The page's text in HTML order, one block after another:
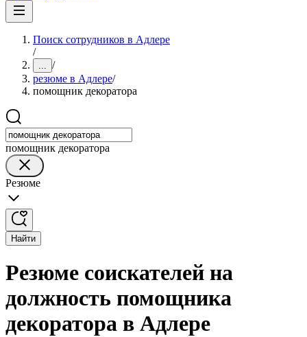
Поиск сотрудников в Адлере
/
... /
резюме в Адлере/
помощник декоратора
помощник декоратора
Резюме
Найти
Резюме соискателей на
должность помощника
декоратора в Адлере